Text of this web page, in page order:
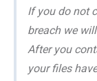
If you do not
breach we
After you
your files